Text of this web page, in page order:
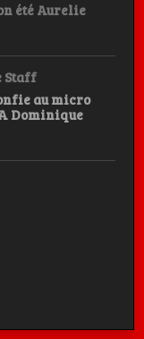
été Aurelie
Staff
au micro
Dominique